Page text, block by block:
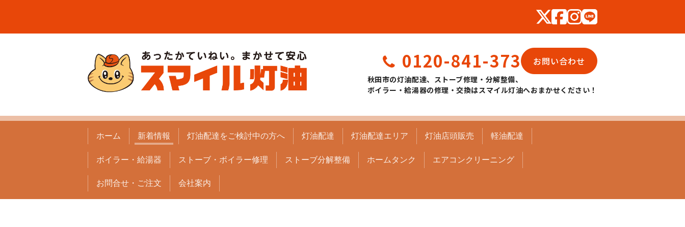
0120-841-373 お問い合わせ
秋田市の灯油配達、ストーブ修理・分解整備、
ボイラー・給湯器の修理・交換はスマイル灯油へおまかせください！
ホーム 新着情報 灯油配達をご検討中の方へ 灯油配達 灯油配達エリア 灯油店頭販売 軽油配達
ボイラー・給湯器 ストーブ・ボイラー修理 ストーブ分解整備 ホームタンク エアコンクリーニング
お問合せ・ご注文 会社案内